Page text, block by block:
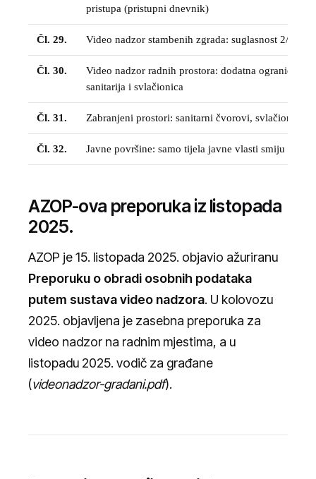
pristupa (pristupni dnevnik)
Čl. 29. Video nadzor stambenih zgrada: suglasnost 2/3
Čl. 30.
Video nadzor radnih prostora: dodatna ograničenja,
sanitarija i svlačionica
Čl. 31. Zabranjeni prostori: sanitarni čvorovi, svlačionice,
Čl. 32. Javne površine: samo tijela javne vlasti smiju
AZOP-ova preporuka iz listopada
2025.
AZOP je 15. listopada 2025. objavio ažuriranu
Preporuku o obradi osobnih podataka
putem sustava video nadzora. U kolovozu
2025. objavljena je zasebna preporuka za
video nadzor na radnim mjestima, a u
listopadu 2025. vodič za građane
(videonadzor-gradani.pdf).